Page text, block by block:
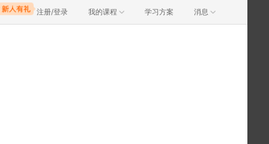
注册/登录 我的课程 学习方案 消息